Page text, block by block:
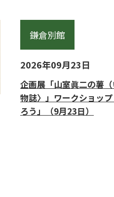
鎌倉別館
2026年09月23日
企画展「山室眞二の薯
物誌〉」ワークショッ
ろう」（9月23日）